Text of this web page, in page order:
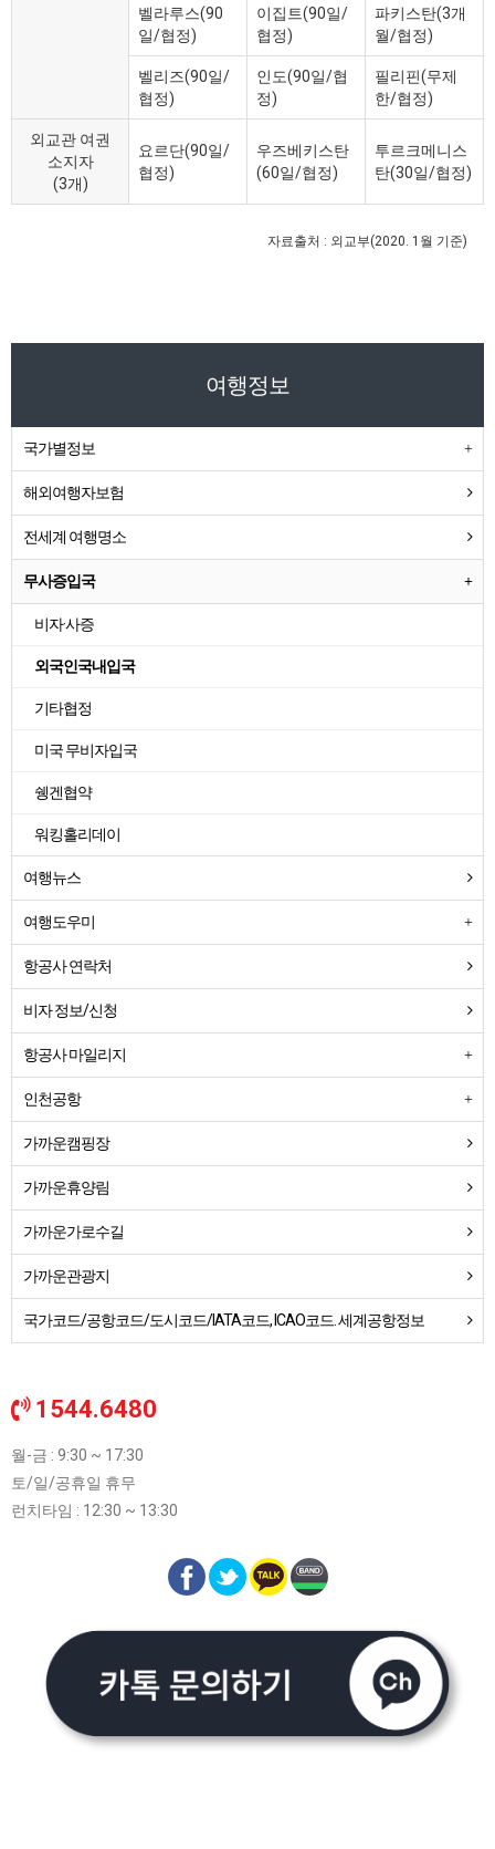
벨라루스(90
일/협정)
이집트(90일/
협정)
파키스탄(3개
월/협정)
벨리즈(90일/
협정)
인도(90일/협
정)
필리핀(무제
한/협정)
외교관 여권
소지자
(3개)
요르단(90일/
협정)
우즈베키스탄
(60일/협정)
투르크메니스
탄(30일/협정)
자료출처 : 외교부(2020. 1월 기준)
여행정보
국가별정보
해외여행자보험
전세계 여행명소
무사증입국
비자·사증
외국인국내입국
기타협정
미국 무비자입국
쉥겐협약
워킹홀리데이
여행뉴스
여행도우미
항공사 연락처
비자 정보/신청
항공사 마일리지
인천공항
가까운캠핑장
가까운휴양림
가까운가로수길
가까운관광지
국가코드/공항코드/도시코드/IATA코드, ICAO코드. 세계공항정보
1544.6480
월-금 : 9:30 ~ 17:30
토/일/공휴일 휴무
런치타임 : 12:30 ~ 13:30